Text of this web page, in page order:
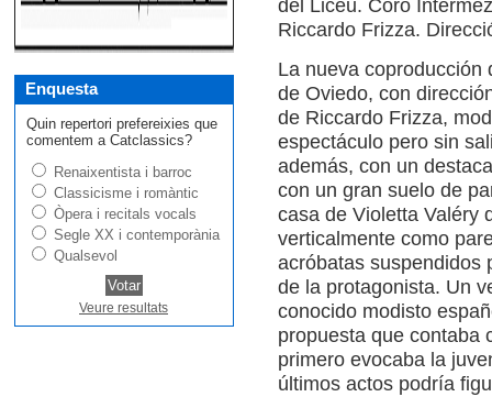
Enquesta
Quin repertori prefereixies que
comentem a Catclassics?
Renaixentista i barroc
Classicisme i romàntic
Òpera i recitals vocals
Segle XX i contemporània
Qualsevol
Veure resultats
del Liceu. Coro
Riccardo Frizza.
La nueva coproducción
de Oviedo, con
de Riccardo Frizza,
espectáculo pero sin
además, con un
con un gran suelo de
casa de Violetta Valéry
verticalmente como
acróbatas suspendidos
de la protagonista. Un
conocido modisto
propuesta que contaba
primero evocaba la
últimos actos podría